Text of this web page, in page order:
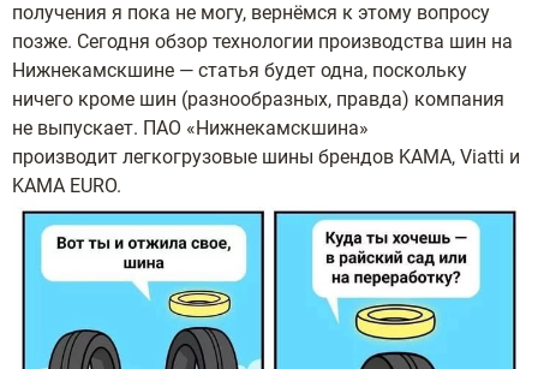
получения я пока не могу, вернёмся к этому вопросу
позже. Сегодня обзор технологии производства шин на
Нижнекамскшине — статья будет одна, поскольку
ничего кроме шин (разнообразных, правда) компания
не выпускает. ПАО «Нижнекамскшина»
производит легкогрузовые шины брендов KAMA, Viatti и
KAMA EURO.